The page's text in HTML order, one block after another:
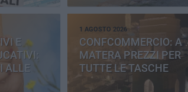
E
ALLE
1 AGOSTO 2026
CONFCOMMERCIO: A
MATERA PREZZI PER
TUTTE LE TASCHE